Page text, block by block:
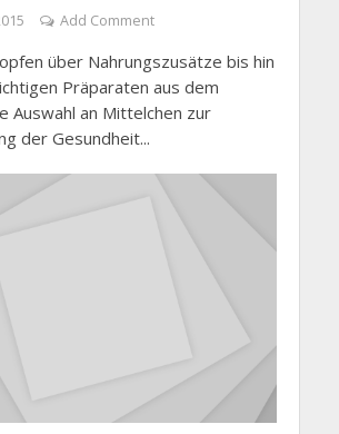
Add Comment
über Nahrungszusätze bis hin
Präparaten aus dem
Auswahl an Mittelchen zur
der Gesundheit...